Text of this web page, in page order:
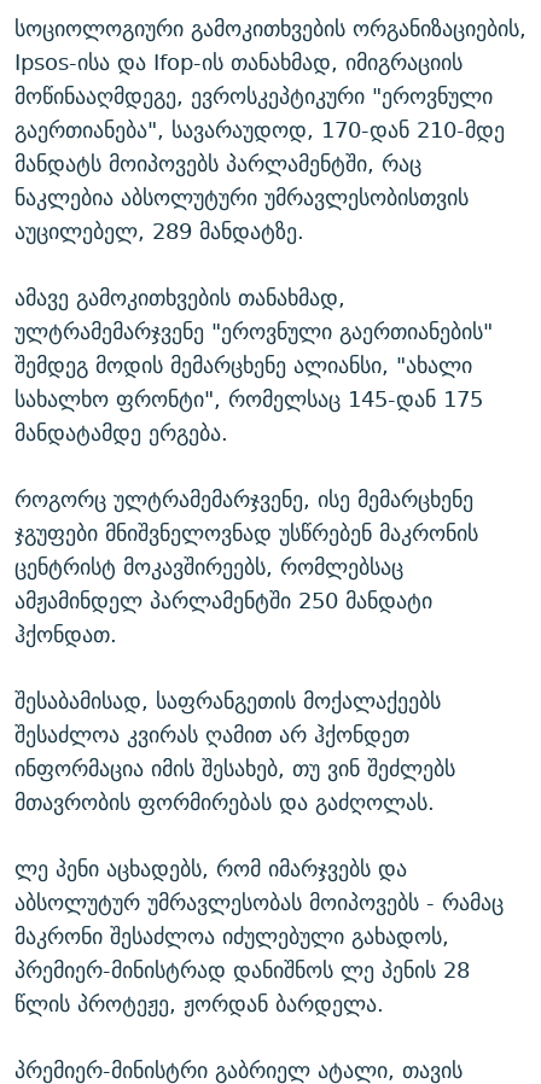
სოციოლოგიური გამოკითხვების ორგანიზაციების,
Ipsos-ისა და Ifop-ის თანახმად, იმიგრაციის
მოწინააღმდეგე, ევროსკეპტიკური "ეროვნული
გაერთიანება", სავარაუდოდ, 170-დან 210-მდე
მანდატს მოიპოვებს პარლამენტში, რაც
ნაკლებია აბსოლუტური უმრავლესობისთვის
აუცილებელ, 289 მანდატზე.
ამავე გამოკითხვების თანახმად,
ულტრამემარჯვენე "ეროვნული გაერთიანების"
შემდეგ მოდის მემარცხენე ალიანსი, "ახალი
სახალხო ფრონტი", რომელსაც 145-დან 175
მანდატამდე ერგება.
როგორც ულტრამემარჯვენე, ისე მემარცხენე
ჯგუფები მნიშვნელოვნად უსწრებენ მაკრონის
ცენტრისტ მოკავშირეებს, რომლებსაც
ამჟამინდელ პარლამენტში 250 მანდატი
ჰქონდათ.
შესაბამისად, საფრანგეთის მოქალაქეებს
შესაძლოა კვირას ღამით არ ჰქონდეთ
ინფორმაცია იმის შესახებ, თუ ვინ შეძლებს
მთავრობის ფორმირებას და გაძღოლას.
ლე პენი აცხადებს, რომ იმარჯვებს და
აბსოლუტურ უმრავლესობას მოიპოვებს - რამაც
მაკრონი შესაძლოა იძულებული გახადოს,
პრემიერ-მინისტრად დანიშნოს ლე პენის 28
წლის პროტეჟე, ჟორდან ბარდელა.
პრემიერ-მინისტრი გაბრიელ ატალი, თავის